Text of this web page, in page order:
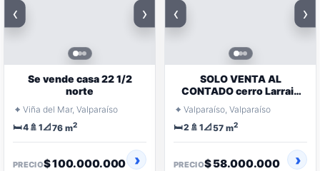
‹ ›
Se vende casa 22 1/2
norte
⌖ Viña del Mar, Valparaíso
🛏️4 🚿 1📐76 m2
PRECIO$ 100.000.000
‹ ›
SOLO VENTA AL
CONTADO cerro Larrain
Casa Pareada con 2º Piso
⌖ Valparaíso, Valparaíso
🛏️2 🚿 1📐57 m2
PRECIO$ 58.000.000